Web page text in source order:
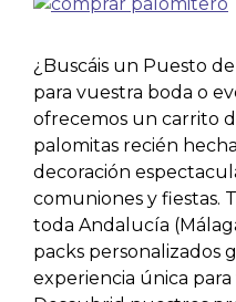
¿Buscáis un Puesto
para vuestra boda o
ofrecemos un carrito
palomitas recién
decoración
comuniones y fiestas.
toda Andalucía
packs personalizados
experiencia única